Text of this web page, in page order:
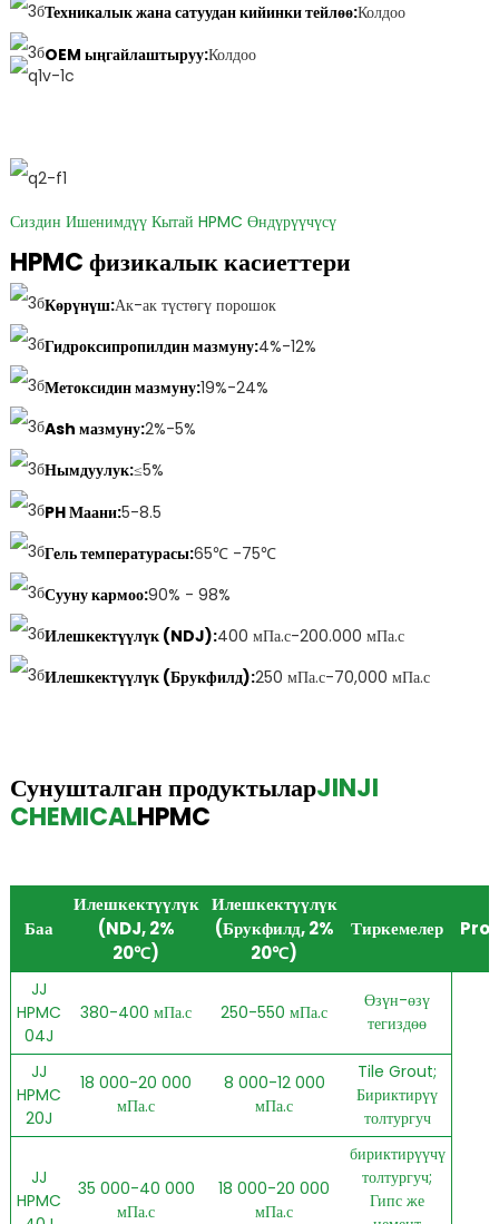
Техникалык жана сатуудан кийинки тейлөө:Колдоо
OEM ыңгайлаштыруу:Колдоо
Сиздин Ишенимдүү Кытай HPMC Өндүрүүчүсү
HPMC физикалык касиеттери
Көрүнүш:Ак-ак түстөгү порошок
Гидроксипропилдин мазмуну:4%-12%
Метоксидин мазмуну:19%-24%
Ash мазмуну:2%-5%
Нымдуулук:≤5%
PH Маани:5-8.5
Гель температурасы:65℃ -75℃
Сууну кармоо:90% - 98%
Илешкектүүлүк (NDJ):400 мПа.с-200.000 мПа.с
Илешкектүүлүк (Брукфилд):250 мПа.с-70,000 мПа.с
Сунушталган продуктыларJINJI
CHEMICALHPMC
Баа
Илешкектүүлүк
(NDJ, 2%
20℃)
Илешкектүүлүк
(Брукфилд, 2%
20℃)
Тиркемелер
JJ
HPMC
04J
380-400 мПа.с 250-550 мПа.с
Өзүн-өзү
тегиздөө
JJ
HPMC
20J
18 000-20 000
мПа.с
8 000-12 000
мПа.с
Tile Grout;
Бириктирүү
толтургуч
JJ
HPMC
35 000-40 000
мПа.с
18 000-20 000
мПа.с
бириктирүүчү
толтургуч;
Гипс же